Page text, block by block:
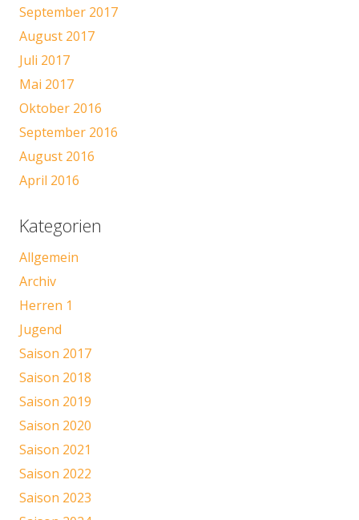
September 2017
August 2017
Juli 2017
Mai 2017
Oktober 2016
September 2016
August 2016
April 2016
Kategorien
Allgemein
Archiv
Herren 1
Jugend
Saison 2017
Saison 2018
Saison 2019
Saison 2020
Saison 2021
Saison 2022
Saison 2023